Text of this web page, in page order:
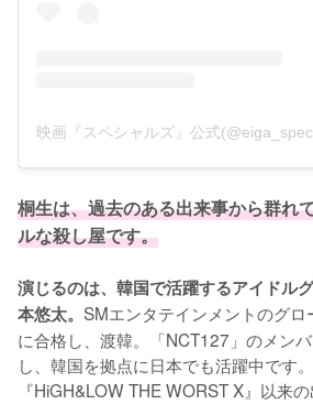
桐生は、過去のある出来事から群れ
ルな殺し屋です。
演じるのは、韓国で活躍するアイドル
本悠太。 SMエンタテインメントのグ
に合格し、渡韓。「NCT127」のメン
し、韓国を拠点に日本でも活躍中です
『HiGH&LOW THE WORST X』以来の